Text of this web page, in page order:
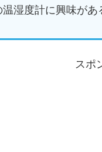
温湿度計に興味があ
スポ